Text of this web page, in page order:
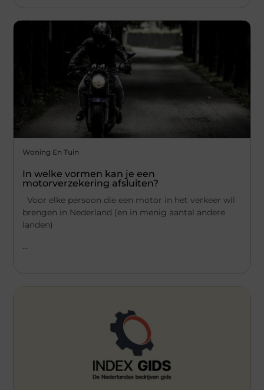
Woning En Tuin
In welke vormen kan je een
motorverzekering afsluiten?
Voor elke persoon die een motor in het verkeer wil
brengen in Nederland (en in menig aantal andere
landen)
...